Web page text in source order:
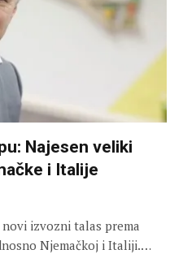
Najesen veliki
i Italije
novi izvozni talas prema
Njemačkoj i Italiji.…